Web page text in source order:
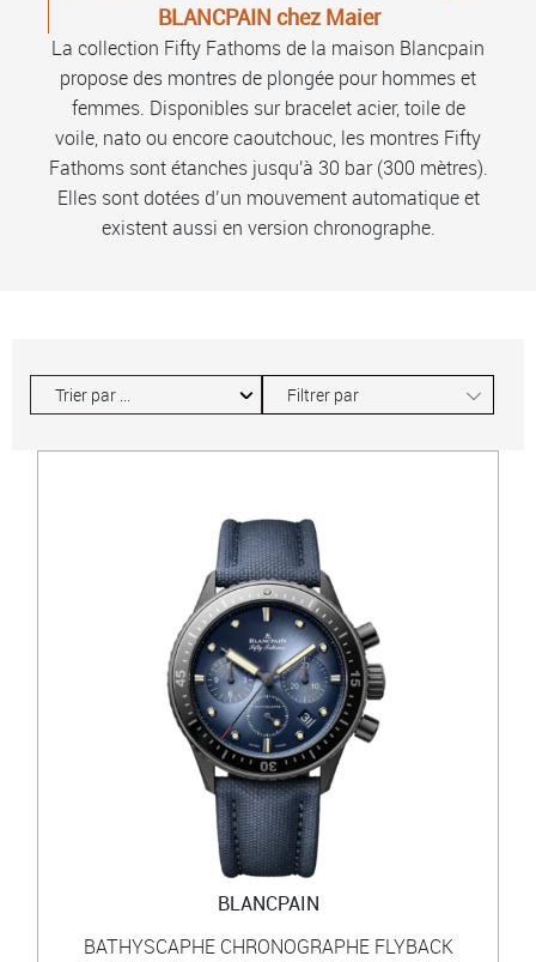
BLANCPAIN chez Maier
La collection Fifty Fathoms de la maison Blancpain
propose des montres de plongée pour hommes et
femmes. Disponibles sur bracelet acier, toile de
voile, nato ou encore caoutchouc, les montres Fifty
Fathoms sont étanches jusqu'à 30 bar (300 mètres).
Elles sont dotées d’un mouvement automatique et
existent aussi en version chronographe.
Filtrer par ∟
BLANCPAIN
BATHYSCAPHE CHRONOGRAPHE FLYBACK